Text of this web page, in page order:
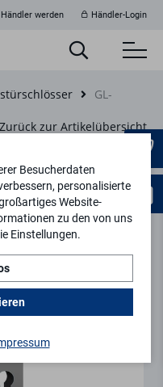
Händler werden Händler-Login
GL-
Zurück zur Artikelübersicht
Besucherdaten
personalisierte
Website-
zu den von uns
Einstellungen.